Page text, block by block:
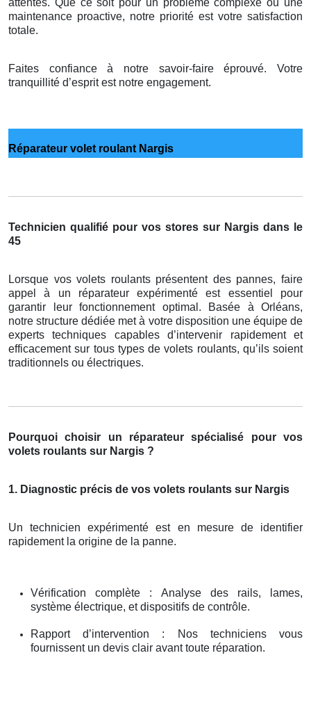
attentes. Que ce soit pour un problème complexe ou une
maintenance proactive, notre priorité est votre satisfaction
totale.
Faites confiance à notre savoir-faire éprouvé. Votre
tranquillité d’esprit est notre engagement.
Réparateur volet roulant Nargis
Technicien qualifié pour vos stores sur Nargis dans le
45
Lorsque vos volets roulants présentent des pannes, faire
appel à un réparateur expérimenté est essentiel pour
garantir leur fonctionnement optimal. Basée à Orléans,
notre structure dédiée met à votre disposition une équipe de
experts techniques capables d’intervenir rapidement et
efficacement sur tous types de volets roulants, qu’ils soient
traditionnels ou électriques.
Pourquoi choisir un réparateur spécialisé pour vos
volets roulants sur Nargis ?
1. Diagnostic précis de vos volets roulants sur Nargis
Un technicien expérimenté est en mesure de identifier
rapidement la origine de la panne.
Vérification complète : Analyse des rails, lames,
système électrique, et dispositifs de contrôle.
Rapport d’intervention : Nos techniciens vous
fournissent un devis clair avant toute réparation.